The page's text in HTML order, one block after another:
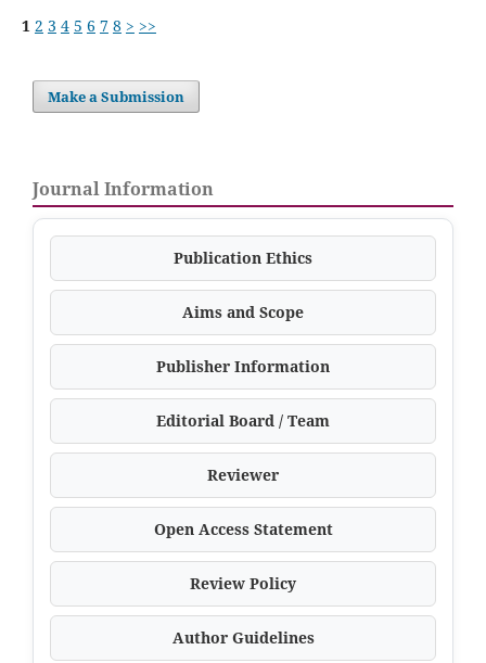
1 2 3 4 5 6 7 8 > >>
Make a Submission
Journal Information
Publication Ethics
Aims and Scope
Publisher Information
Editorial Board / Team
Reviewer
Open Access Statement
Review Policy
Author Guidelines